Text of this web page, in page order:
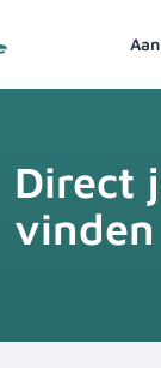
Direct
vinden